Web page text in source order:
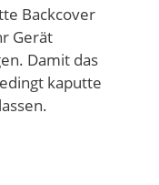
Backcover
Gerät
Damit das
kaputte